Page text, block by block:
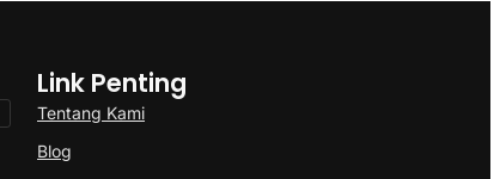
Link Penting
Tentang Kami
Blog